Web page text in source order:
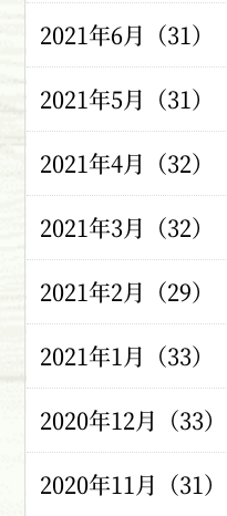
2021年6月（31）
2021年5月（31）
2021年4月（32）
2021年3月（32）
2021年2月（29）
2021年1月（33）
2020年12月（33）
2020年11月（31）